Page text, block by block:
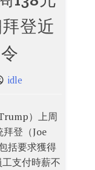
登近
idle
）上周
登（Joe
括要求獲得
支付時薪不